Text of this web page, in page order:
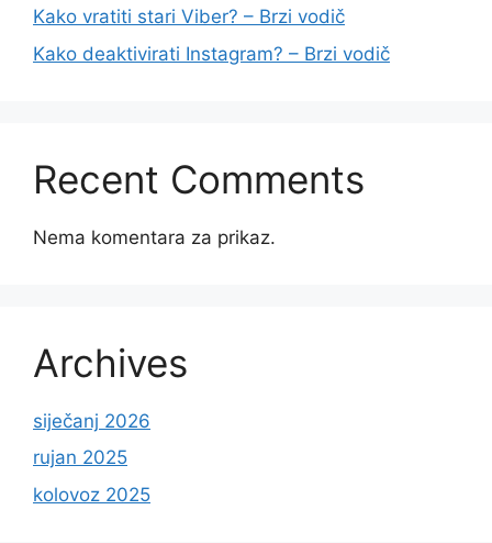
Kako vratiti stari Viber? – Brzi vodič
Kako deaktivirati Instagram? – Brzi vodič
Recent Comments
Nema komentara za prikaz.
Archives
siječanj 2026
rujan 2025
kolovoz 2025